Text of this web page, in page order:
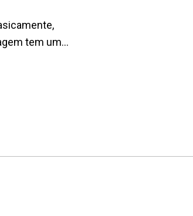
tem um...